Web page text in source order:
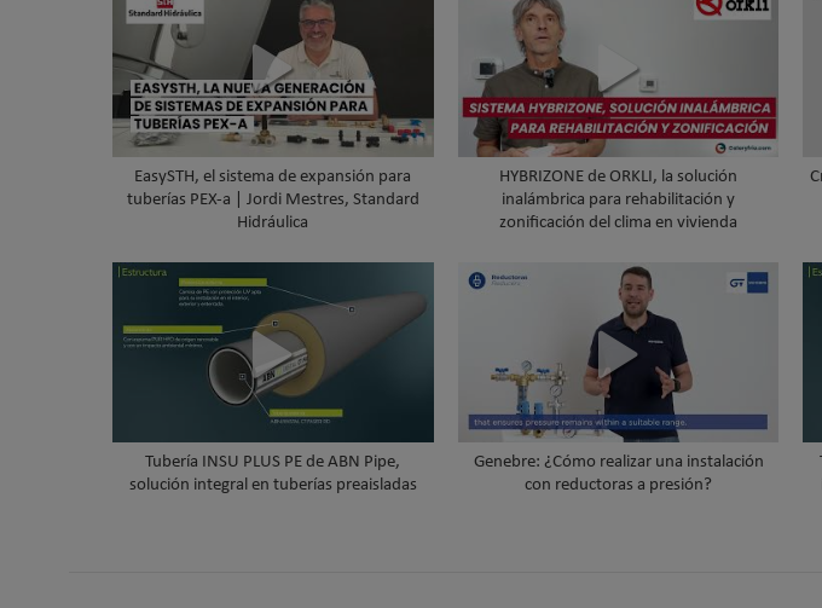
EasySTH, el sistema de expansión para
tuberías PEX-a | Jordi Mestres, Standard
Hidráulica
HYBRIZONE de ORKLI, la solución
inalámbrica para rehabilitación y
zonificación del clima en vivienda
Tubería INSU PLUS PE de ABN Pipe,
solución integral en tuberías preaisladas
Genebre: ¿Cómo realizar una instalación
con reductoras a presión?